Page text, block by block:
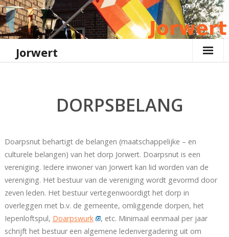
Ga
naar
de
Jorwert
DORPSBELANG
Doarpsnut behartigt de belangen (maatschappelijke – en
culturele belangen) van het dorp Jorwert. Doarpsnut is een
vereniging. Iedere inwoner van Jorwert kan lid worden van de
vereniging. Het bestuur van de vereniging wordt gevormd door
zeven leden. Het bestuur vertegenwoordigt het dorp in
overleggen met b.v. de gemeente, omliggende dorpen, het
Iepenloftspul, Doarpswurk
, etc. Minimaal eenmaal per jaar
schrijft het bestuur een algemene ledenvergadering uit om